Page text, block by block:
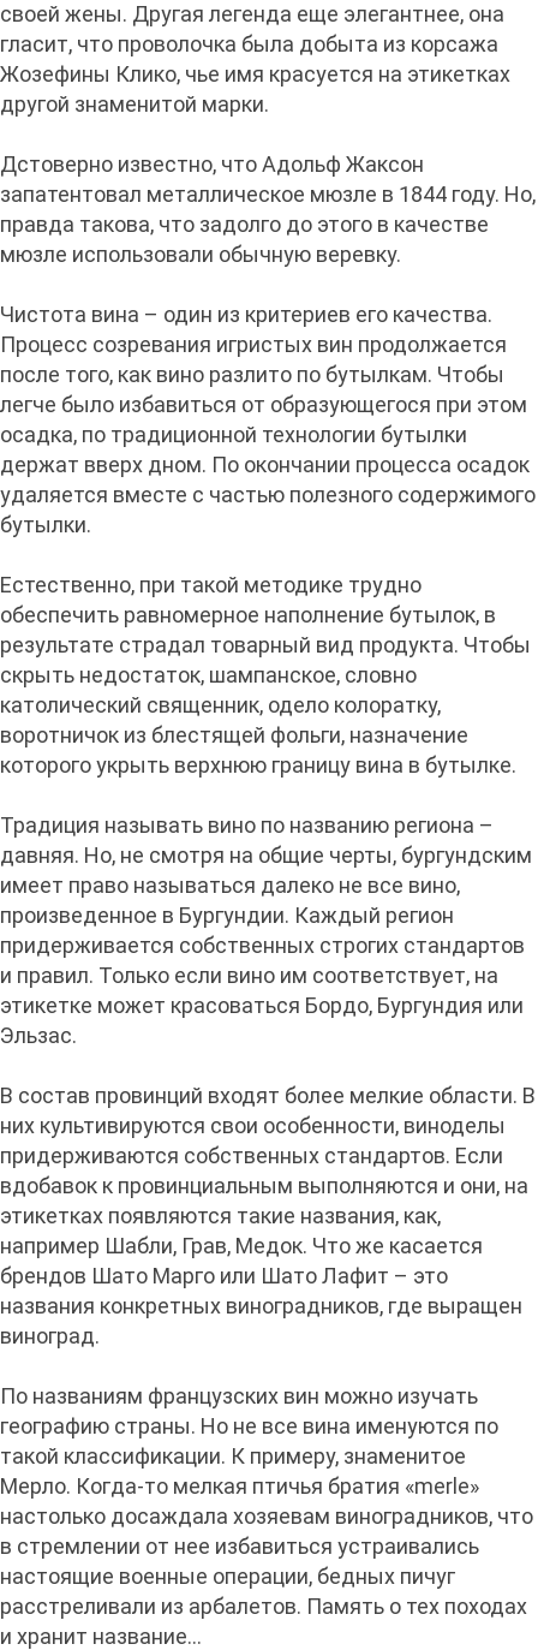
своей жены. Другая легенда еще элегантнее, она
гласит, что проволочка была добыта из корсажа
Жозефины Клико, чье имя красуется на этикетках
другой знаменитой марки.
Дстоверно известно, что Адольф Жаксон
запатентовал металлическое мюзле в 1844 году. Но,
правда такова, что задолго до этого в качестве
мюзле использовали обычную веревку.
Чистота вина – один из критериев его качества.
Процесс созревания игристых вин продолжается
после того, как вино разлито по бутылкам. Чтобы
легче было избавиться от образующегося при этом
осадка, по традиционной технологии бутылки
держат вверх дном. По окончании процесса осадок
удаляется вместе с частью полезного содержимого
бутылки.
Естественно, при такой методике трудно
обеспечить равномерное наполнение бутылок, в
результате страдал товарный вид продукта. Чтобы
скрыть недостаток, шампанское, словно
католический священник, одело колоратку,
воротничок из блестящей фольги, назначение
которого укрыть верхнюю границу вина в бутылке.
Традиция называть вино по названию региона –
давняя. Но, не смотря на общие черты, бургундским
имеет право называться далеко не все вино,
произведенное в Бургундии. Каждый регион
придерживается собственных строгих стандартов
и правил. Только если вино им соответствует, на
этикетке может красоваться Бордо, Бургундия или
Эльзас.
В состав провинций входят более мелкие области. В
них культивируются свои особенности, виноделы
придерживаются собственных стандартов. Если
вдобавок к провинциальным выполняются и они, на
этикетках появляются такие названия, как,
например Шабли, Грав, Медок. Что же касается
брендов Шато Марго или Шато Лафит – это
названия конкретных виноградников, где выращен
виноград.
По названиям французских вин можно изучать
географию страны. Но не все вина именуются по
такой классификации. К примеру, знаменитое
Мерло. Когда-то мелкая птичья братия «merle»
настолько досаждала хозяевам виноградников, что
в стремлении от нее избавиться устраивались
настоящие военные операции, бедных пичуг
расстреливали из арбалетов. Память о тех походах
и хранит название...